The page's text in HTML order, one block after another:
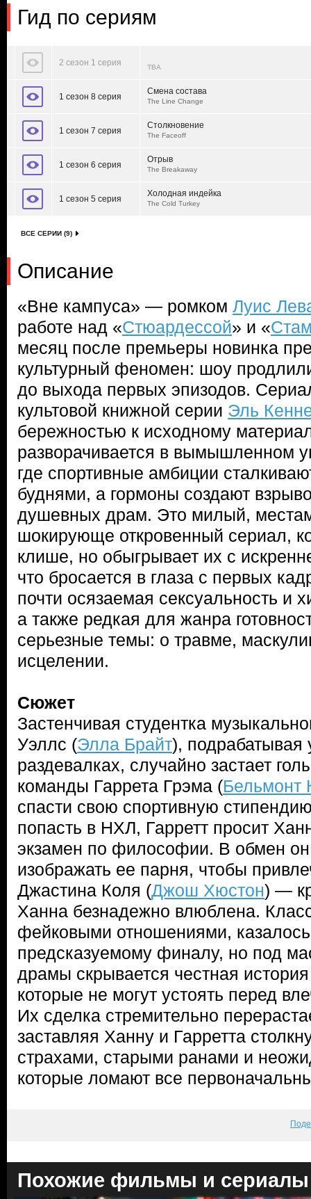
Гид по сериям
2 сезон 1 серия TBA
1 сезон 8 серия
Смена состава
The Line Change
1 сезон 7 серия
Столкновение
The Faceoff
1 сезон 6 серия
Отрыв
The Breakaway
1 сезон 5 серия
Холодная индейка
The Cold Turkey
ВСЕ СЕРИИ (9)
Описание
«Вне кампуса» — ромком Луис
работе над «Стюардессой» и «
месяц после премьеры новинка
культурный феномен: шоу
до выхода первых эпизодов.
культовой книжной серии Эль
бережностью к исходному
разворачивается в вымышленном
где спортивные амбиции
буднями, а гормоны создают
душевных драм. Это милый,
шокирующе откровенный сериал,
клише, но обыгрывает их с
что бросается в глаза с первых
почти осязаемая сексуальность и
а также редкая для жанра
серьезные темы: о травме,
исцелении.
Сюжет
Застенчивая студентка
Уэллс (Элла Брайт), подрабатывая
раздевалках, случайно застает
команды Гаррета Грэма (Бельмонт
спасти свою спортивную
попасть в НХЛ, Гарретт просит
экзамен по философии. В обмен он
изображать ее парня, чтобы
Джастина Коля (Джош Хюстон) —
Ханна безнадежно влюблена.
фейковыми отношениями,
предсказуемому финалу, но под
драмы скрывается честная
которые не могут устоять перед
Их сделка стремительно
заставляя Ханну и Гарретта
страхами, старыми ранами и
которые ломают все
Похожие фильмы и сериалы